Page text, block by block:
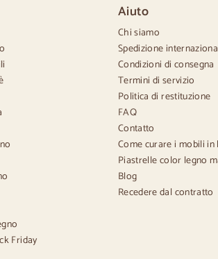
Friday
Aiuto
Chi siamo
Spedizione
Condizioni di consegna
Termini di servizio
Politica di restituzione
FAQ
Contatto
Come curare i mobili in
Piastrelle color legno
Blog
Recedere dal contratto